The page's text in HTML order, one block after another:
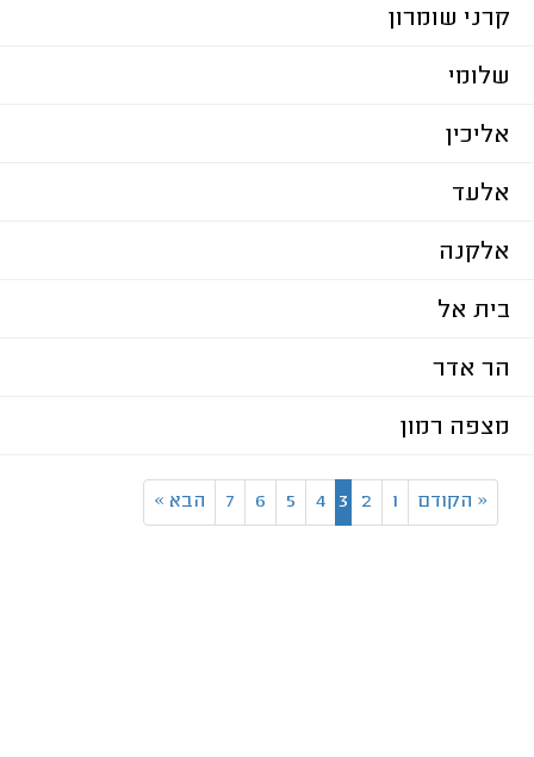
קרני שומרון
שלומי
אליכין
אלעד
אלקנה
בית אל
הר אדר
מצפה רמון
« הקודם 1
2
3
4
5
6
7 הבא »